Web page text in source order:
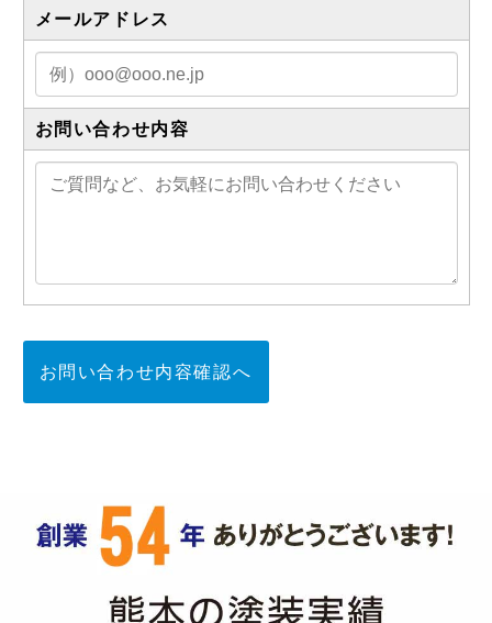
メールアドレス
お問い合わせ内容
お問い合わせ内容確認へ